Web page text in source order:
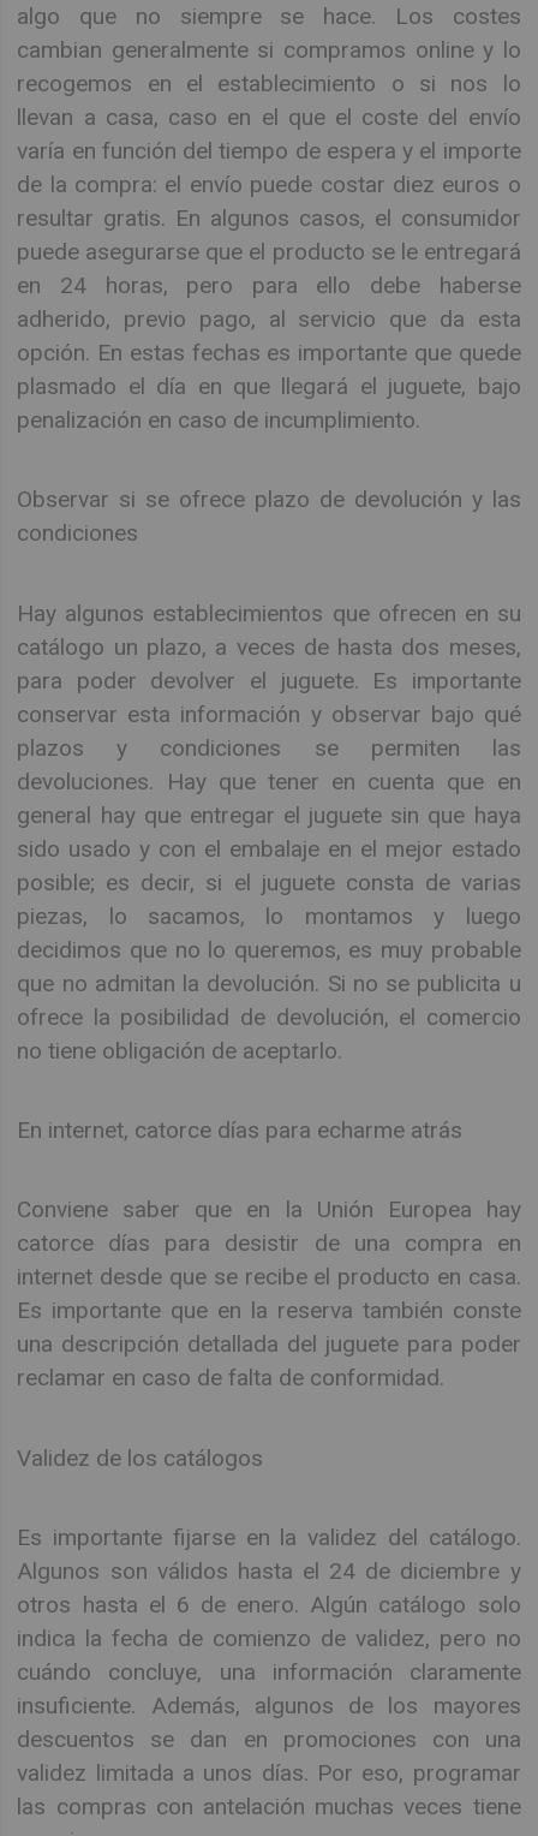
algo que no siempre se hace. Los costes
cambian generalmente si compramos online y lo
recogemos en el establecimiento o si nos lo
llevan a casa, caso en el que el coste del envío
varía en función del tiempo de espera y el importe
de la compra: el envío puede costar diez euros o
resultar gratis. En algunos casos, el consumidor
puede asegurarse que el producto se le entregará
en 24 horas, pero para ello debe haberse
adherido, previo pago, al servicio que da esta
opción. En estas fechas es importante que quede
plasmado el día en que llegará el juguete, bajo
penalización en caso de incumplimiento.
Observar si se ofrece plazo de devolución y las
condiciones
Hay algunos establecimientos que ofrecen en su
catálogo un plazo, a veces de hasta dos meses,
para poder devolver el juguete. Es importante
conservar esta información y observar bajo qué
plazos y condiciones se permiten las
devoluciones. Hay que tener en cuenta que en
general hay que entregar el juguete sin que haya
sido usado y con el embalaje en el mejor estado
posible; es decir, si el juguete consta de varias
piezas, lo sacamos, lo montamos y luego
decidimos que no lo queremos, es muy probable
que no admitan la devolución. Si no se publicita u
ofrece la posibilidad de devolución, el comercio
no tiene obligación de aceptarlo.
En internet, catorce días para echarme atrás
Conviene saber que en la Unión Europea hay
catorce días para desistir de una compra en
internet desde que se recibe el producto en casa.
Es importante que en la reserva también conste
una descripción detallada del juguete para poder
reclamar en caso de falta de conformidad.
Validez de los catálogos
Es importante fijarse en la validez del catálogo.
Algunos son válidos hasta el 24 de diciembre y
otros hasta el 6 de enero. Algún catálogo solo
indica la fecha de comienzo de validez, pero no
cuándo concluye, una información claramente
insuficiente. Además, algunos de los mayores
descuentos se dan en promociones con una
validez limitada a unos días. Por eso, programar
las compras con antelación muchas veces tiene